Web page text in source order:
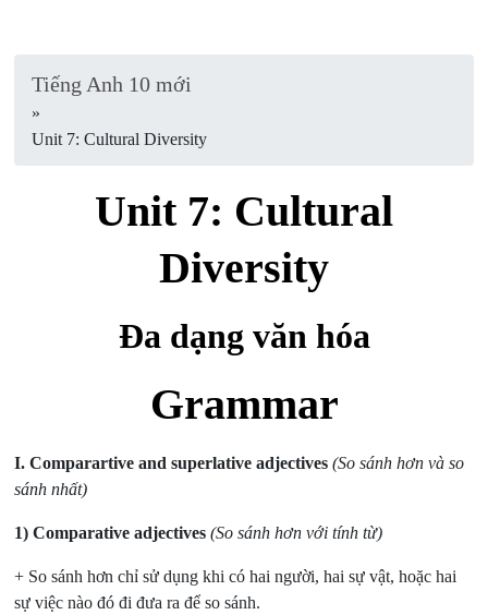
Tiếng Anh 10 mới
»
Unit 7: Cultural Diversity
Unit 7: Cultural
Diversity
Đa dạng văn hóa
Grammar
I. Comparartive and superlative adjectives (So sánh hơn và so
sánh nhất)
1) Comparative adjectives (So sánh hơn với tính từ)
+ So sánh hơn chỉ sử dụng khi có hai người, hai sự vật, hoặc hai
sự việc nào đó đi đưa ra để so sánh.